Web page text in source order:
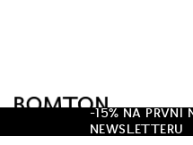
-15% NA PRVNÍ
NEWSLETTERU